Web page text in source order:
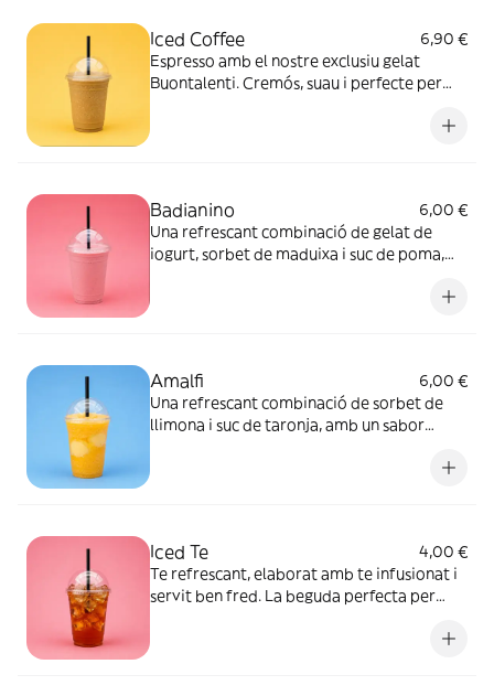
Iced Coffee
6,90 €
Espresso amb el nostre exclusiu gelat
Buontalenti. Cremós, suau i perfecte per
Badianino
6,00 €
Una refrescant combinació de gelat de
iogurt, sorbet de maduixa i suc de poma,
Amalfi
6,00 €
Una refrescant combinació de sorbet de
llimona i suc de taronja, amb un sabor
Iced Te
4,00 €
Te refrescant, elaborat amb te infusionat i
servit ben fred. La beguda perfecta per